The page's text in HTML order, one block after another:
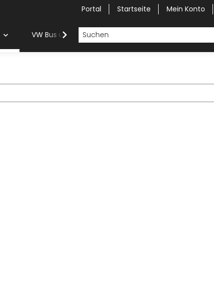
Portal Startseite Mein Konto
VW Bus und Van Car Cover